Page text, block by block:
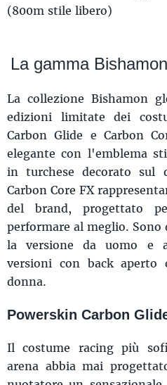
(800m stile libero)
La gamma
La collezione Bishamon
edizioni limitate dei
Carbon Glide e Carbon
elegante con l'emblema
in turchese decorato sul
Carbon Core FX
del brand, progettato
performare al meglio.
la versione da uomo e
versioni con back aperto
donna.
Powerskin Carbon
Il costume racing più
arena abbia mai